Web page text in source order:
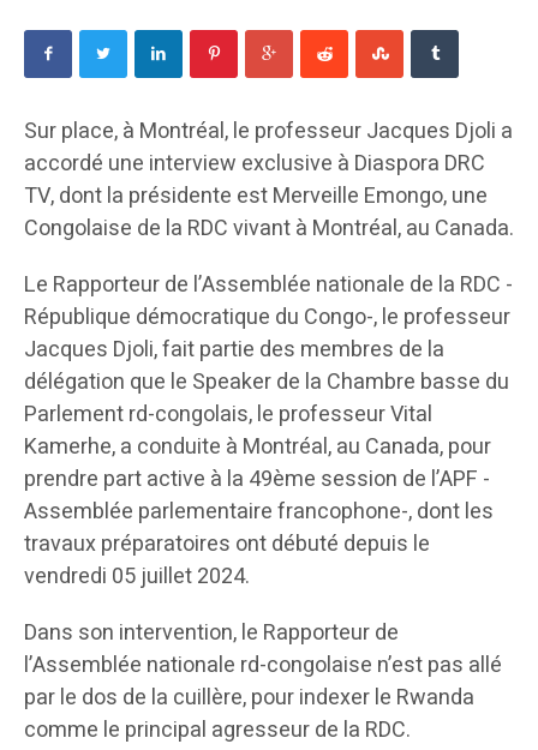
Sur place, à Montréal, le professeur Jacques Djoli a
accordé une interview exclusive à Diaspora DRC
TV, dont la présidente est Merveille Emongo, une
Congolaise de la RDC vivant à Montréal, au Canada.
Le Rapporteur de l’Assemblée nationale de la RDC -
République démocratique du Congo-, le professeur
Jacques Djoli, fait partie des membres de la
délégation que le Speaker de la Chambre basse du
Parlement rd-congolais, le professeur Vital
Kamerhe, a conduite à Montréal, au Canada, pour
prendre part active à la 49ème session de l’APF -
Assemblée parlementaire francophone-, dont les
travaux préparatoires ont débuté depuis le
vendredi 05 juillet 2024.
Dans son intervention, le Rapporteur de
l’Assemblée nationale rd-congolaise n’est pas allé
par le dos de la cuillère, pour indexer le Rwanda
comme le principal agresseur de la RDC.